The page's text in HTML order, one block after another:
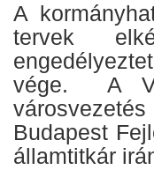
A
tervek
vége. A
Budapest
államtitkár